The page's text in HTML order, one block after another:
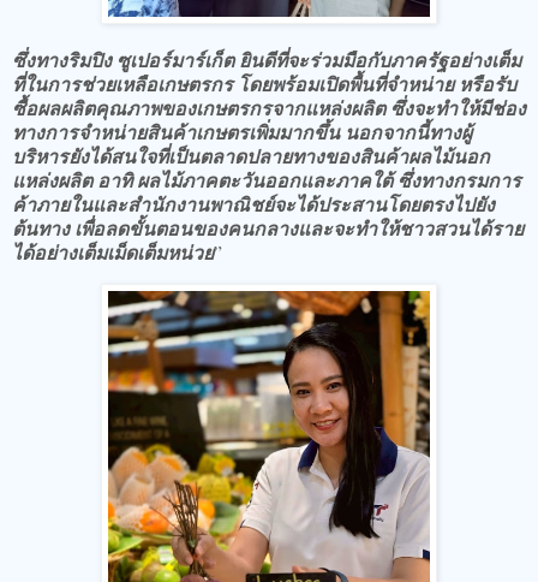
ซึ่งทางริมปิง ซูเปอร์มาร์เก็ต ยินดีที่จะร่วมมือกับภาครัฐอย่างเต็ม
ที่ในการช่วยเหลือเกษตรกร โดยพร้อมเปิดพื้นที่จำหน่าย หรือรับ
ซื้อผลผลิตคุณภาพของเกษตรกรจากแหล่งผลิต ซึ่งจะทำให้มีช่อง
ทางการจำหน่ายสินค้าเกษตรเพิ่มมากขึ้น นอกจากนี้ทางผู้
บริหารยังได้สนใจที่เป็นตลาดปลายทางของสินค้าผลไม้นอก
แหล่งผลิต อาทิ ผลไม้ภาคตะวันออกและภาคใต้ ซึ่งทางกรมการ
ค้าภายในและสำนักงานพาณิชย์จะได้ประสานโดยตรงไปยัง
ต้นทาง เพื่อลดขั้นตอนของคนกลางและจะทำให้ชาวสวนได้ราย
ได้อย่างเต็มเม็ดเต็มหน่วย”